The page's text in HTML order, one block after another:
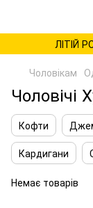
ЛІТІЙ
Чоловікам
Чоловічі
Кофти
Кардигани
Немає товарів